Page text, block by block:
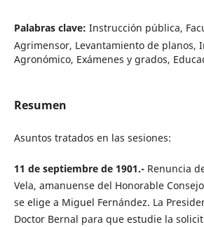
Palabras clave: Instrucción pública,
Agrimensor, Levantamiento de planos,
Agronómico, Exámenes y grados,
Resumen
Asuntos tratados en las sesiones:
11 de septiembre de 1901.- Renuncia
Vela, amanuense del Honorable
se elige a Miguel Fernández. La
Doctor Bernal para que estudie la